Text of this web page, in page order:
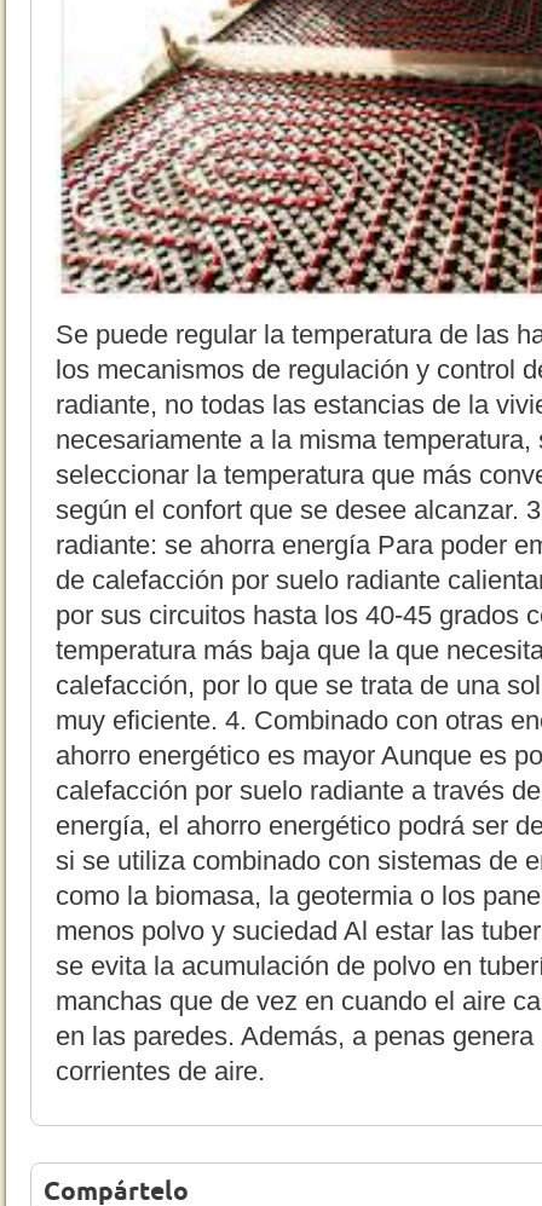
Se puede regular la temperatura de las
los mecanismos de regulación y control
radiante, no todas las estancias de la
necesariamente a la misma
seleccionar la temperatura que más
según el confort que se desee alcanzar.
radiante: se ahorra energía Para poder
de calefacción por suelo radiante
por sus circuitos hasta los 40-45 grados
temperatura más baja que la que
calefacción, por lo que se trata de una
muy eficiente. 4. Combinado con otras
ahorro energético es mayor Aunque es
calefacción por suelo radiante a través
energía, el ahorro energético podrá ser
si se utiliza combinado con sistemas de
como la biomasa, la geotermia o los
menos polvo y suciedad Al estar las
se evita la acumulación de polvo en
manchas que de vez en cuando el aire
en las paredes. Además, a penas
corrientes de aire.
Compártelo